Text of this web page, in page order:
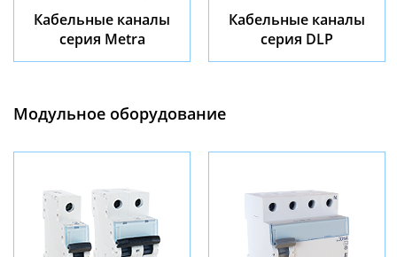
Кабельные каналы
серия Metra
Кабельные каналы
серия DLP
Модульное оборудование